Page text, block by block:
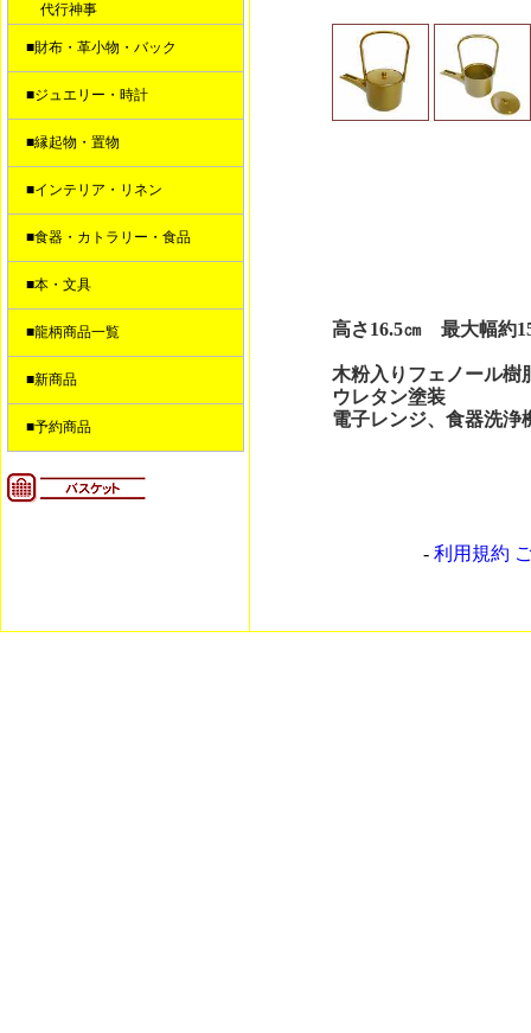
代行神事
■財布・革小物・バック
■ジュエリー・時計
■縁起物・置物
■インテリア・リネン
■食器・カトラリー・食品
■本・文具
■龍柄商品一覧
■新商品
■予約商品
高さ16.5㎝ 最大幅約
木粉入りフェノール樹
ウレタン塗装
電子レンジ、食器洗浄
- 利用規約